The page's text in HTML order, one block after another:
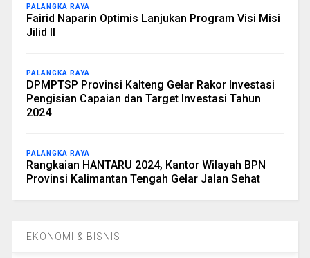
PALANGKA RAYA
Fairid Naparin Optimis Lanjukan Program Visi Misi
Jilid II
PALANGKA RAYA
DPMPTSP Provinsi Kalteng Gelar Rakor Investasi
Pengisian Capaian dan Target Investasi Tahun
2024
PALANGKA RAYA
Rangkaian HANTARU 2024, Kantor Wilayah BPN
Provinsi Kalimantan Tengah Gelar Jalan Sehat
EKONOMI & BISNIS